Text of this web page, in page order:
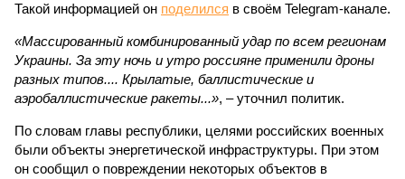
Такой информацией он поделился в своём Telegram-канале.
«Массированный комбинированный удар по всем регионам
Украины. За эту ночь и утро россияне применили дроны
разных типов.... Крылатые, баллистические и
аэробаллистические ракеты...», – уточнил политик.
По словам главы республики, целями российских военных
были объекты энергетической инфраструктуры. При этом
он сообщил о повреждении некоторых объектов в